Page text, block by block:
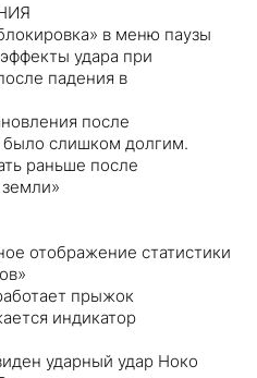
в меню паузы
удара при
падения в
после
было слишком долгим.
раньше после
отображение статистики
прыжок
индикатор
ударный удар Ноко